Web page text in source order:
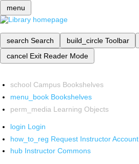
menu
search Search build_circle Toolbar
cancel Exit Reader Mode
school Campus Bookshelves
menu_book Bookshelves
perm_media Learning Objects
login Login
how_to_reg Request Instructor Account
hub Instructor Commons